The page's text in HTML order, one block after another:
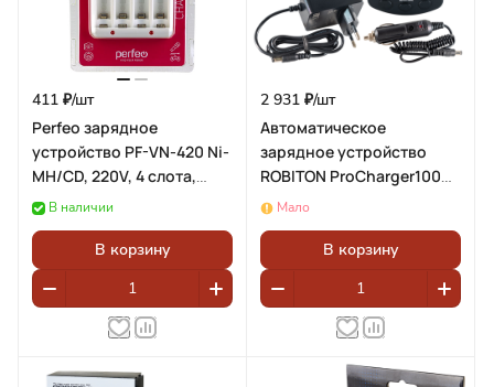
411 ₽/шт
Perfeo зарядное
устройство PF-VN-420 Ni-
MH/CD, 220V, 4 слота,
AA/AAA
В наличии
В корзину
2 931 ₽/шт
Автоматическое
зарядное устройство
ROBITON ProCharger1000
с дисплеем
Мало
В корзину